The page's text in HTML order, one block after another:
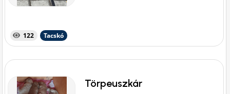
122 Tacskó
Törpeuszkár